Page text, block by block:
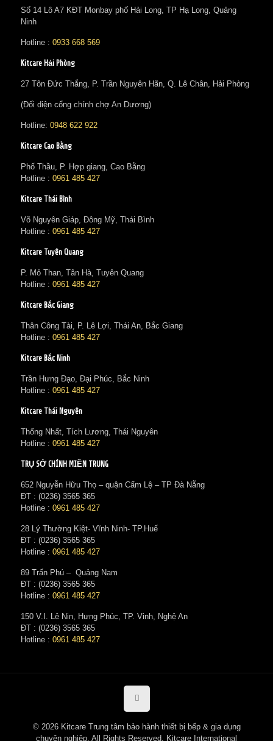
Số 14 Lô A7 KĐT Monbay phố Hải Long, TP Hạ Long, Quảng
Ninh
Hotline : 0933 668 569
Kitcare Hải Phòng
27 Tôn Đức Thắng, P. Trần Nguyên Hãn, Q. Lê Chân, Hải Phòng
(Đối diện cổng chính chợ An Dương)
Hotline: 0948 622 922
Kitcare Cao Bằng
Phố Thầu, P. Hợp giang, Cao Bằng
Hotline : 0961 485 427
Kitcare Thái Bình
Võ Nguyên Giáp, Đông Mỹ, Thái Bình
Hotline : 0961 485 427
Kitcare Tuyên Quang
P. Mỏ Than, Tân Hà, Tuyên Quang
Hotline : 0961 485 427
Kitcare Bắc Giang
Thân Công Tài, P. Lê Lợi, Thái An, Bắc Giang
Hotline : 0961 485 427
Kitcare Bắc Ninh
Trần Hưng Đạo, Đại Phúc, Bắc Ninh
Hotline : 0961 485 427
Kitcare Thái Nguyên
Thống Nhất, Tích Lương, Thái Nguyên
Hotline : 0961 485 427
TRỤ SỞ CHÍNH MIỀN TRUNG
652 Nguyễn Hữu Thọ – quận Cẩm Lệ – TP Đà Nẵng
ĐT : (0236) 3565 365‬
Hotline : 0961 485 427
28 Lý Thường Kiệt- Vĩnh Ninh- TP.Huế
ĐT : (0236) 3565 365‬
Hotline : 0961 485 427
89 Trấn Phú – Quảng Nam
ĐT : (0236) 3565 365‬
Hotline : 0961 485 427
150 V.I. Lê Nin, Hưng Phúc, TP. Vinh, Nghệ An
ĐT : (0236) 3565 365‬
Hotline : 0961 485 427
© 2026 Kitcare Trung tâm bảo hành thiết bị bếp & gia dụng
chuyên nghiệp. All Rights Reserved. Kitcare International